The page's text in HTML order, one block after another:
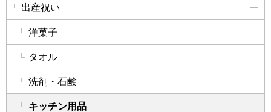
出産祝い
洋菓子
タオル
洗剤・石鹸
キッチン用品